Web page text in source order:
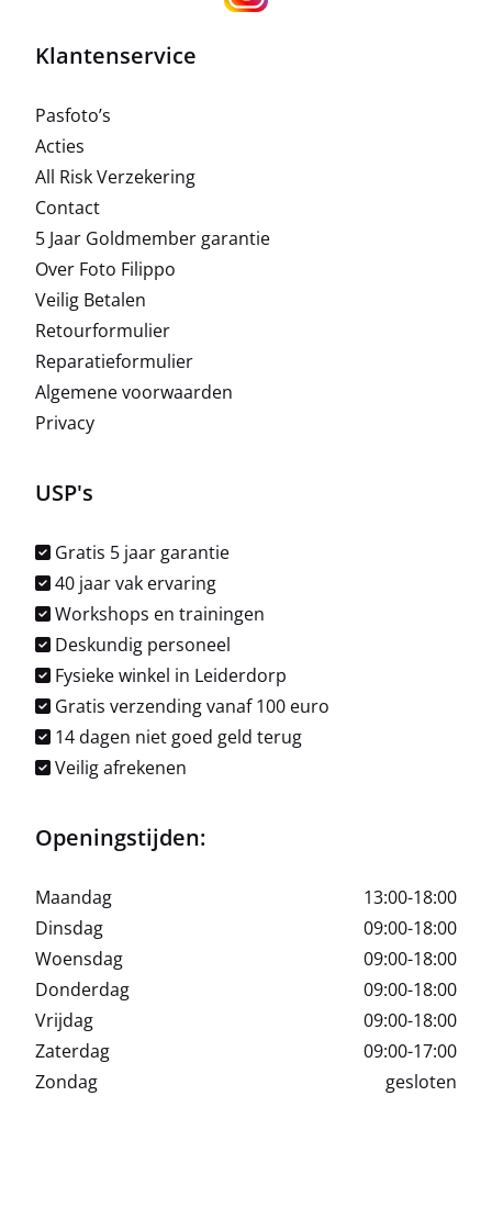
Klantenservice
Pasfoto’s
Acties
All Risk Verzekering
Contact
5 Jaar Goldmember garantie
Over Foto Filippo
Veilig Betalen
Retourformulier
Reparatieformulier
Algemene voorwaarden
Privacy
USP's
Gratis 5 jaar garantie
40 jaar vak ervaring
Workshops en trainingen
Deskundig personeel
Fysieke winkel in Leiderdorp
Gratis verzending vanaf 100 euro
14 dagen niet goed geld terug
Veilig afrekenen
Openingstijden:
Maandag
13:00-18:00
Dinsdag
09:00-18:00
Woensdag
09:00-18:00
Donderdag
09:00-18:00
Vrijdag
09:00-18:00
Zaterdag
09:00-17:00
Zondag
gesloten